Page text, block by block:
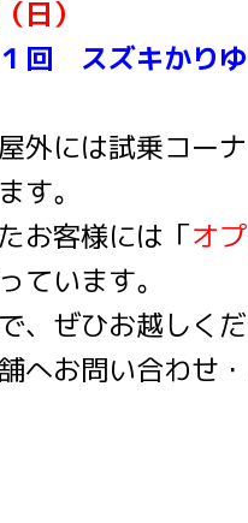
日）
回 スズキかり
外には試乗コー
す。
お客様には「オ
ています。
、ぜひお越し
へお問い合わせ